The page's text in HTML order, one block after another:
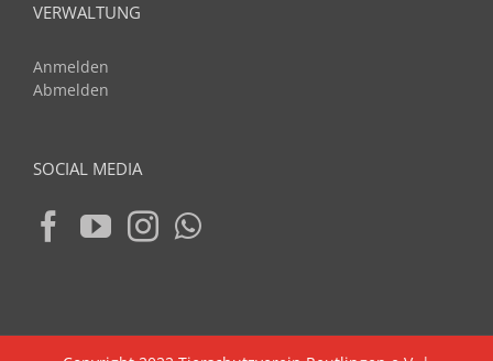
VERWALTUNG
Anmelden
Abmelden
SOCIAL MEDIA